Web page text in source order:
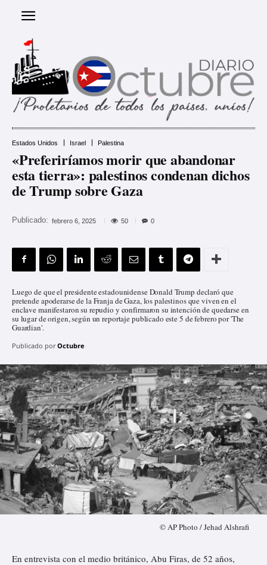
Estados Unidos Israel Palestina
«Preferiríamos morir que abandonar
esta tierra»: palestinos condenan dichos
de Trump sobre Gaza
Publicado: febrero 6, 2025 50 0
Luego de que el presidente estadounidense Donald Trump declaró que
pretende apoderarse de la Franja de Gaza, los palestinos que viven en el
enclave manifestaron su repudio y confirmaron su intención de quedarse en
su lugar de origen, según un reportaje publicado este 5 de febrero por 'The
Guardian'.
Publicado por Octubre
© AP Photo / Jehad Alshrafi
En entrevista con el medio británico, Abu Firas, de 52 años,